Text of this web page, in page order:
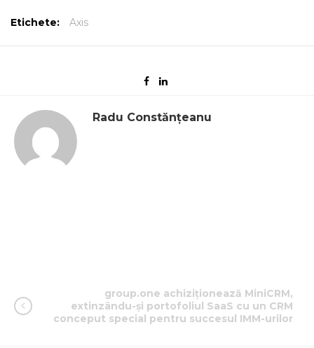
Etichete: Axis
Radu Constănțeanu
group.one achiziționează MiniCRM,
extinzându-și portofoliul SaaS cu un CRM
conceput special pentru succesul IMM-urilor